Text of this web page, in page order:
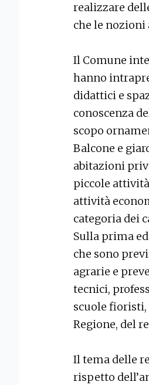
realizzare
che le nozioni
Il Comune
hanno
didattici e
conoscenza
scopo
Balcone e
abitazioni
piccole
attività
categoria dei
Sulla prima
che sono
agrarie e
tecnici,
scuole fioristi,
Regione, del
Il tema delle
rispetto